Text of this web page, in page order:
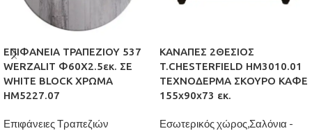
ΕΠΙΦΑΝΕΙΑ ΤΡΑΠΕΖΙΟΥ 537
WERZALIT Φ60Χ2.5εκ. ΣΕ
WHITE BLOCK ΧΡΩΜΑ
HM5227.07
Επιφάνειες Τραπεζιών
ΚΑΝΑΠΕΣ 2ΘΕΣΙΟΣ
T.CHESTERFIELD HM3010.01
ΤΕΧΝΟΔΕΡΜΑ ΣΚΟΥΡΟ ΚΑΦΕ
155x90x73 εκ.
Εσωτερικός χώρος,Σαλόνια -